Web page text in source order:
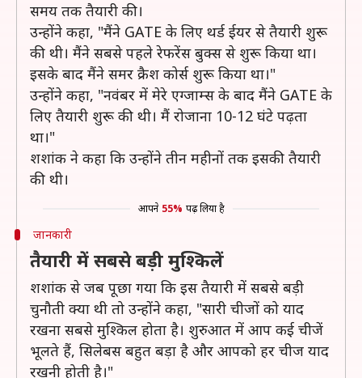
समय तक तैयारी की।
उन्होंने कहा, "मैंने GATE के लिए थर्ड ईयर से तैयारी शुरू
की थी। मैंने सबसे पहले रेफरेंस बुक्स से शुरू किया था।
इसके बाद मैंने समर क्रैश कोर्स शुरू किया था।"
उन्होंने कहा, "नवंबर में मेरे एग्जाम्स के बाद मैंने GATE के
लिए तैयारी शुरू की थी। मैं रोजाना 10-12 घंटे पढ़ता
था।"
शशांक ने कहा कि उन्होंने तीन महीनों तक इसकी तैयारी
की थी।
आपने 55% पढ़ लिया है
जानकारी
तैयारी में सबसे बड़ी मुश्किलें
शशांक से जब पूछा गया कि इस तैयारी में सबसे बड़ी
चुनौती क्या थी तो उन्होंने कहा, "सारी चीजों को याद
रखना सबसे मुश्किल होता है। शुरुआत में आप कई चीजें
भूलते हैं, सिलेबस बहुत बड़ा है और आपको हर चीज याद
रखनी होती है।"